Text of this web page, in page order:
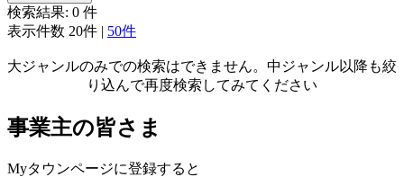
検索結果: 0 件
表示件数 20件 | 50件
大ジャンルのみでの検索はできません。中ジャンル以降も絞
り込んで再度検索してみてください
事業主の皆さま
Myタウンページに登録すると